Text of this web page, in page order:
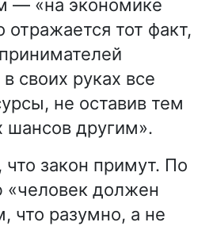
— «на экономике
отражается тот факт,
своих руках все
не оставив тем
другим».
что закон примут. По
«человек должен
что разумно, а не